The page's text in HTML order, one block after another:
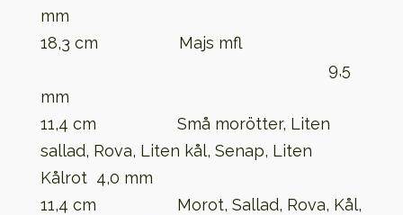
mm
18,3 cm Majs mfl
9,5
mm
11,4 cm Små morötter, Liten
sallad, Rova, Liten kål, Senap, Liten
Kålrot 4,0 mm
11,4 cm Morot, Sallad, Rova, Kål,